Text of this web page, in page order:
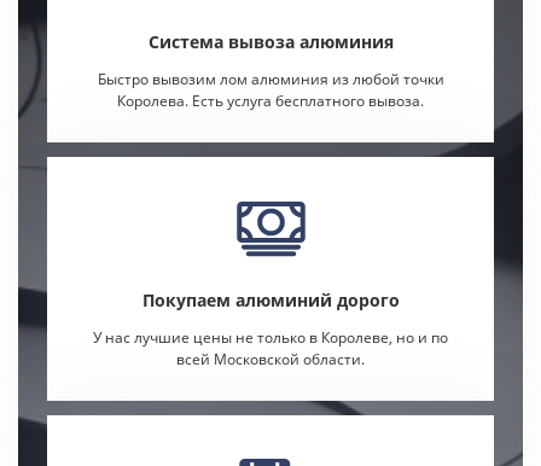
Система вывоза алюминия
Быстро вывозим лом алюминия из любой точки
Королева. Есть услуга бесплатного вывоза.
Покупаем алюминий дорого
У нас лучшие цены не только в Королеве, но и по
всей Московской области.